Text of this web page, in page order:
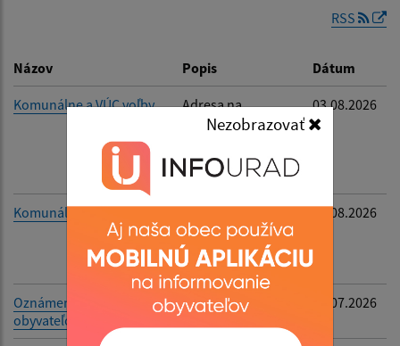
Nezobrazovať
Reset
RSS
Názov Popis Dátum
Komunálne a VÚC voľby
Adresa na
doručenie
delegovaní člena
do MVK a OVK
03.08.2026
Komunálne a VÚC voľby
Podanie
kandidátnej listiny
a kontakt na
zapisovateľa MVK
03.08.2026
Oznámenie o počte
obyvateľov
Voľby do OSO a
29.07.2026